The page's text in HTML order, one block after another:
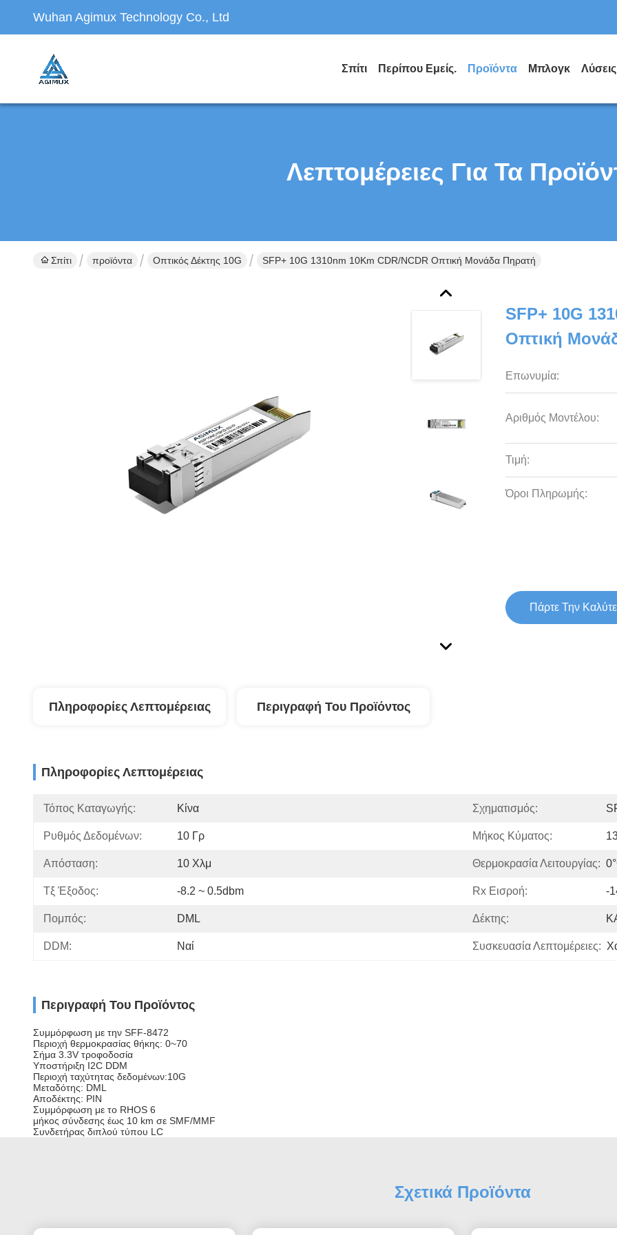
Wuhan Agimux Technology Co., Ltd
Σπίτι Περίπου Εμείς. Προϊόντα Μπλογκ Λύσεις
Λεπτομέρειες Για Τα
Σπίτι προϊόντα Οπτικός Δέκτης 10G SFP+ 10G 1310nm 10Km CDR/NCDR Οπτική Μονάδα Πηρατή
SFP+ 10G
Οπτική
Επωνυμία:
Αριθμός Μοντέλου:
Τιμή:
Όροι Πληρωμής:
Πάρτε Την
Πληροφορίες Λεπτομέρειας Περιγραφή Του Προϊόντος
Πληροφορίες Λεπτομέρειας
Τόπος Καταγωγής: Κίνα Σχηματισμός:
Ρυθμός Δεδομένων: 10 Γρ Μήκος Κύματος:
Απόσταση: 10 Χλμ Θερμοκρασία Λειτουργίας:
Τξ Έξοδος: -8.2 ~ 0.5dbm Rx Εισροή: -
Πομπός: DML Δέκτης:
DDM: Ναί Συσκευασία Λεπτομέρειες:
Περιγραφή Του Προϊόντος
Συμμόρφωση με την SFF-8472
Περιοχή θερμοκρασίας θήκης: 0~70
Σήμα 3.3V τροφοδοσία
Υποστήριξη I2C DDM
Περιοχή ταχύτητας δεδομένων:10G
Μεταδότης: DML
Αποδέκτης: PIN
Συμμόρφωση με το RHOS 6
μήκος σύνδεσης έως 10 km σε SMF/MMF
Συνδετήρας διπλού τύπου LC
Σχετικά Προϊόντα